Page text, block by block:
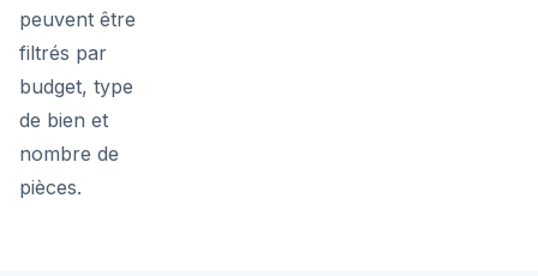
peuvent être
filtrés par
budget, type
de bien et
nombre de
pièces.